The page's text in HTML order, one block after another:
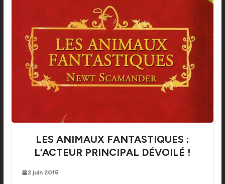
LES ANIMAUX FANTASTIQUES :
L’ACTEUR PRINCIPAL DÉVOILÉ !
2 juin 2015